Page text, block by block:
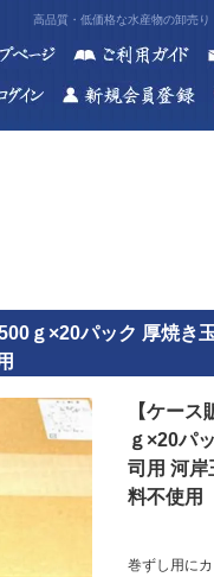
高品質・低価格な水産物の卸売
ｇ×20パック 厚焼き
【ケー
ｇ×20パ
司用 河岸
料不使用
巻ずし用に